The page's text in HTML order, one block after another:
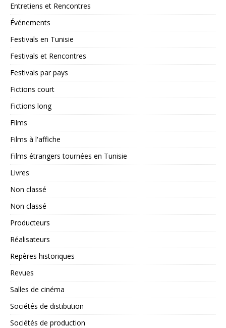
Entretiens et Rencontres
Événements
Festivals en Tunisie
Festivals et Rencontres
Festivals par pays
Fictions court
Fictions long
Films
Films à l'affiche
Films étrangers tournées en Tunisie
Livres
Non classé
Non classé
Producteurs
Réalisateurs
Repères historiques
Revues
Salles de cinéma
Sociétés de distibution
Sociétés de production